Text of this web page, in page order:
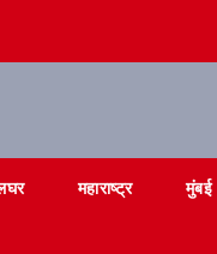
महाराष्ट्र मुंबई